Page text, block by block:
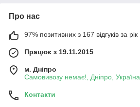
Про нас
97% позитивних з 167 відгуків за рік
Працює з 19.11.2015
м. Дніпро
Самовивозу немає!, Дніпро, Україна
Контакти